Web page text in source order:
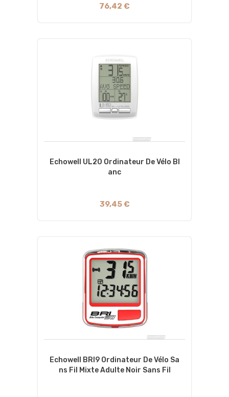
76,42 €
Echowell UL20 Ordinateur De Vélo Bl
Anc
39,45 €
Echowell BRI9 Ordinateur De Vélo Sa
Ns Fil Mixte Adulte Noir Sans Fil